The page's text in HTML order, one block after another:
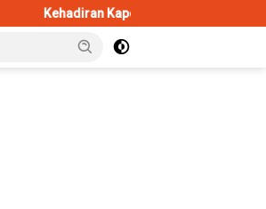
Kapolres Baru di Sunan Ampel, AKBP Irwan